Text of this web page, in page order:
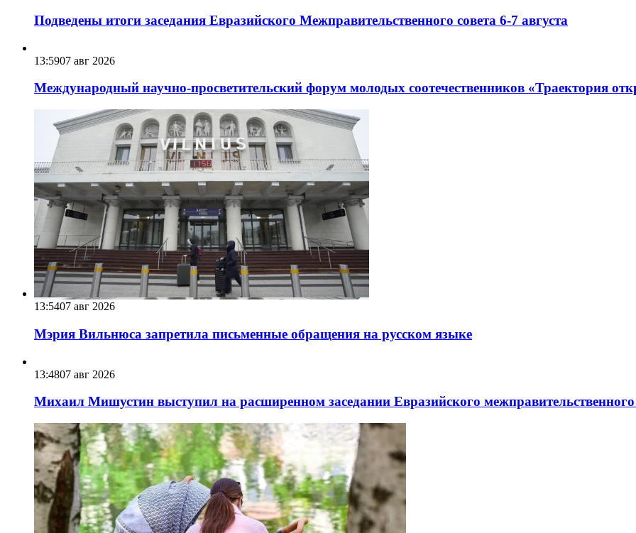
Подведены итоги заседания Евразийского Межправительственного совета 6-7 августа
13:5907 авг 2026
Международный научно-просветительский форум молодых соотечественников «Траектория
13:5407 авг 2026
Мэрия Вильнюса запретила письменные обращения на русском языке
13:4807 авг 2026
Михаил Мишустин выступил на расширенном заседании Евразийского